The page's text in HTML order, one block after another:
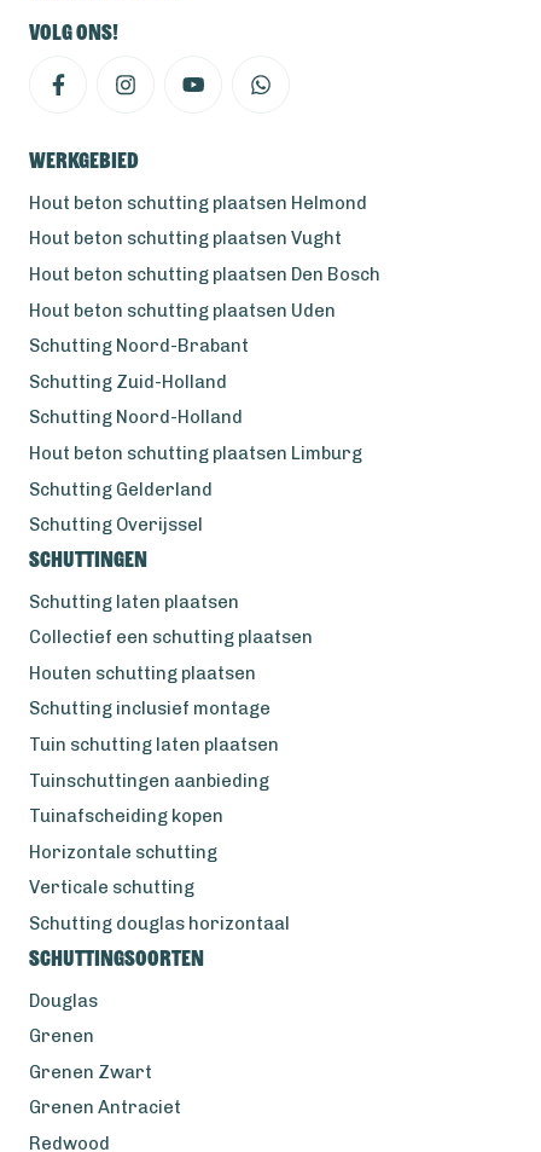
Volg ons!
Werkgebied
Hout beton schutting plaatsen Helmond
Hout beton schutting plaatsen Vught
Hout beton schutting plaatsen Den Bosch
Hout beton schutting plaatsen Uden
Schutting Noord-Brabant
Schutting Zuid-Holland
Schutting Noord-Holland
Hout beton schutting plaatsen Limburg
Schutting Gelderland
Schutting Overijssel
Schuttingen
Schutting laten plaatsen
Collectief een schutting plaatsen
Houten schutting plaatsen
Schutting inclusief montage
Tuin schutting laten plaatsen
Tuinschuttingen aanbieding
Tuinafscheiding kopen
Horizontale schutting
Verticale schutting
Schutting douglas horizontaal
Schuttingsoorten
Douglas
Grenen
Grenen Zwart
Grenen Antraciet
Redwood